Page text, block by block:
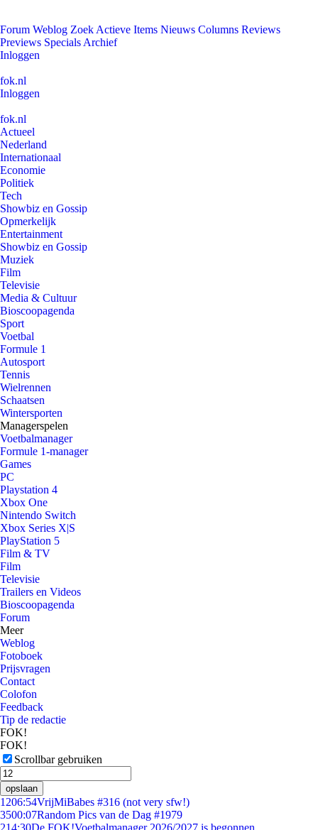
Forum Weblog Zoek Actieve Items Nieuws Columns Reviews
Previews Specials Archief
Inloggen
fok.nl
Inloggen
fok.nl
Actueel
Nederland
Internationaal
Economie
Politiek
Tech
Showbiz en Gossip
Opmerkelijk
Entertainment
Showbiz en Gossip
Muziek
Film
Televisie
Media & Cultuur
Bioscoopagenda
Sport
Voetbal
Formule 1
Autosport
Tennis
Wielrennen
Schaatsen
Wintersporten
Managerspelen
Voetbalmanager
Formule 1-manager
Games
PC
Playstation 4
Xbox One
Nintendo Switch
Xbox Series X|S
PlayStation 5
Film & TV
Film
Televisie
Trailers en Videos
Bioscoopagenda
Forum
Meer
Weblog
Fotoboek
Prijsvragen
Contact
Colofon
Feedback
Tip de redactie
FOK!
FOK!
Scrollbar gebruiken
opslaan
1206:54VrijMiBabes #316 (not very sfw!)
3500:07Random Pics van de Dag #1979
214:30De FOK!Voetbalmanager 2026/2027 is begonnen